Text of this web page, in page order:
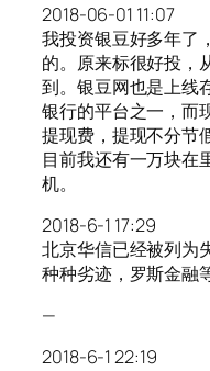
2018-06-01 11:07
我投资银豆好多年了
的。原来标很好投，
到。银豆网也是上线
银行的平台之一，而
提现费，提现不分节
目前我还有一万块在
机。
2018-6-1 17:29
北京华信已经被列为
种种劣迹，罗斯金融
—
2018-6-1 22:19